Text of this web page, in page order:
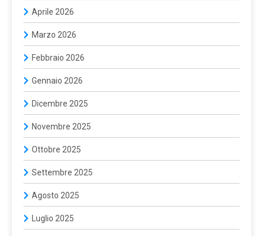
Aprile 2026
Marzo 2026
Febbraio 2026
Gennaio 2026
Dicembre 2025
Novembre 2025
Ottobre 2025
Settembre 2025
Agosto 2025
Luglio 2025